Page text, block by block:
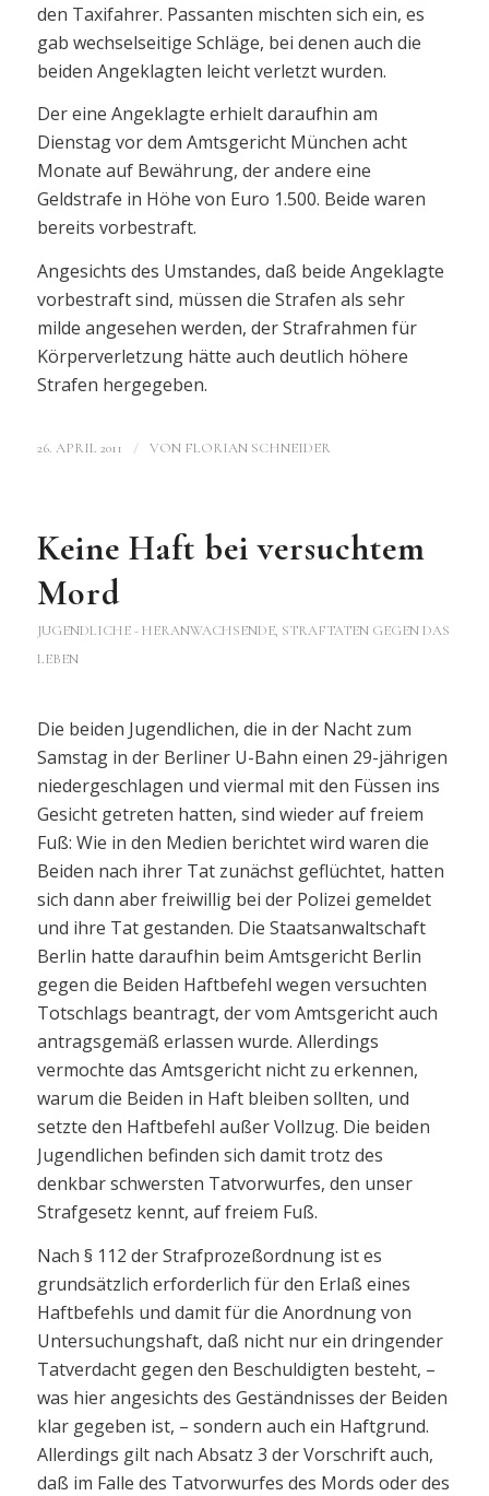
den Taxifahrer. Passanten mischten sich ein, es
gab wechselseitige Schläge, bei denen auch die
beiden Angeklagten leicht verletzt wurden.
Der eine Angeklagte erhielt daraufhin am
Dienstag vor dem Amtsgericht München acht
Monate auf Bewährung, der andere eine
Geldstrafe in Höhe von Euro 1.500. Beide waren
bereits vorbestraft.
Angesichts des Umstandes, daß beide Angeklagte
vorbestraft sind, müssen die Strafen als sehr
milde angesehen werden, der Strafrahmen für
Körperverletzung hätte auch deutlich höhere
Strafen hergegeben.
26. APRIL 2011 / VON FLORIAN SCHNEIDER
Keine Haft bei versuchtem
Mord
JUGENDLICHE - HERANWACHSENDE, STRAFTATEN GEGEN DAS
LEBEN
Die beiden Jugendlichen, die in der Nacht zum
Samstag in der Berliner U-Bahn einen 29-jährigen
niedergeschlagen und viermal mit den Füssen ins
Gesicht getreten hatten, sind wieder auf freiem
Fuß: Wie in den Medien berichtet wird waren die
Beiden nach ihrer Tat zunächst geflüchtet, hatten
sich dann aber freiwillig bei der Polizei gemeldet
und ihre Tat gestanden. Die Staatsanwaltschaft
Berlin hatte daraufhin beim Amtsgericht Berlin
gegen die Beiden Haftbefehl wegen versuchten
Totschlags beantragt, der vom Amtsgericht auch
antragsgemäß erlassen wurde. Allerdings
vermochte das Amtsgericht nicht zu erkennen,
warum die Beiden in Haft bleiben sollten, und
setzte den Haftbefehl außer Vollzug. Die beiden
Jugendlichen befinden sich damit trotz des
denkbar schwersten Tatvorwurfes, den unser
Strafgesetz kennt, auf freiem Fuß.
Nach § 112 der Strafprozeßordnung ist es
grundsätzlich erforderlich für den Erlaß eines
Haftbefehls und damit für die Anordnung von
Untersuchungshaft, daß nicht nur ein dringender
Tatverdacht gegen den Beschuldigten besteht, –
was hier angesichts des Geständnisses der Beiden
klar gegeben ist, – sondern auch ein Haftgrund.
Allerdings gilt nach Absatz 3 der Vorschrift auch,
daß im Falle des Tatvorwurfes des Mords oder des